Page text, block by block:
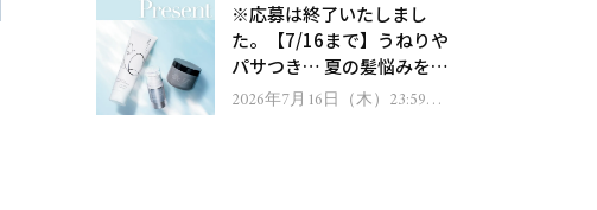
ゼント！
※応募は終了いたしまし
た。【7/16まで】うねりや
パサつき… 夏の髪悩みを解
消するヘアケアアイテムを
2026年7月16日（木）23:59ま